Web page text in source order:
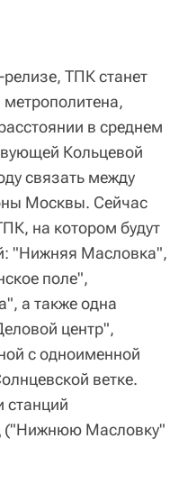
ТПК станет
в среднем
Кольцевой
связать между
Москвы. Сейчас
на котором будут
"Нижняя Масловка",
поле",
а также одна
центр",
с одноименной
ветке.
станций
("Нижнюю Масловку"